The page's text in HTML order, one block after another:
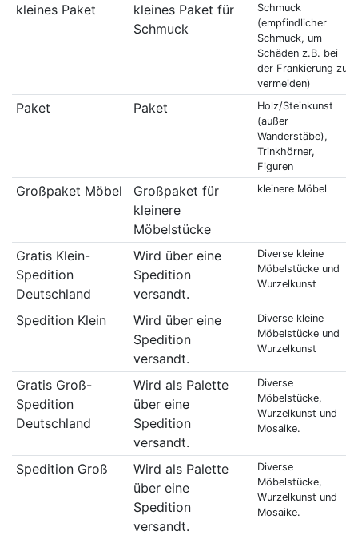
kleines Paket
kleines Paket für
Schmuck
Schmuck
(empfindlicher
Schmuck, um
Schäden z.B. bei
der Frankierung zu
vermeiden)
Paket Paket
Holz/Steinkunst
(außer
Wanderstäbe),
Trinkhörner,
Figuren
Großpaket Möbel
Großpaket für
kleinere
Möbelstücke
kleinere Möbel
Gratis Klein-
Spedition
Deutschland
Wird über eine
Spedition
versandt.
Diverse kleine
Möbelstücke und
Wurzelkunst
Spedition Klein
Wird über eine
Spedition
versandt.
Diverse kleine
Möbelstücke und
Wurzelkunst
Gratis Groß-
Spedition
Deutschland
Wird als Palette
über eine
Spedition
versandt.
Diverse
Möbelstücke,
Wurzelkunst und
Mosaike.
Spedition Groß
Wird als Palette
über eine
Spedition
versandt.
Diverse
Möbelstücke,
Wurzelkunst und
Mosaike.